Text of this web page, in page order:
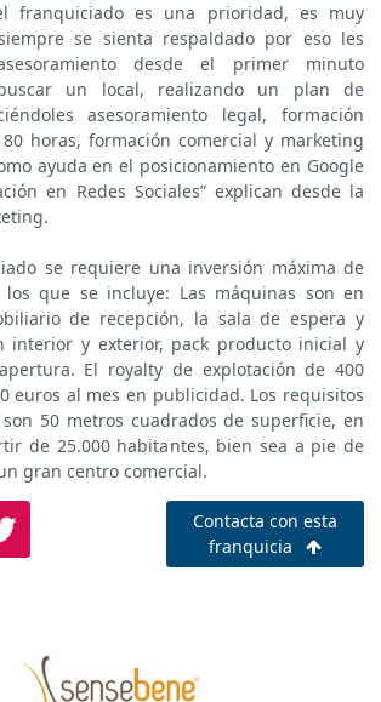
franquiciado es una prioridad, es muy
se sienta respaldado por eso les
desde el primer minuto
un local, realizando un plan de
asesoramiento legal, formación
horas, formación comercial y marketing
ayuda en el posicionamiento en Google
en Redes Sociales” explican desde la
se requiere una inversión máxima de
los que se incluye: Las máquinas son en
de recepción, la sala de espera y
interior y exterior, pack producto inicial y
El royalty de explotación de 400
euros al mes en publicidad. Los requisitos
50 metros cuadrados de superficie, en
de 25.000 habitantes, bien sea a pie de
gran centro comercial.
Contacta con esta
franquicia